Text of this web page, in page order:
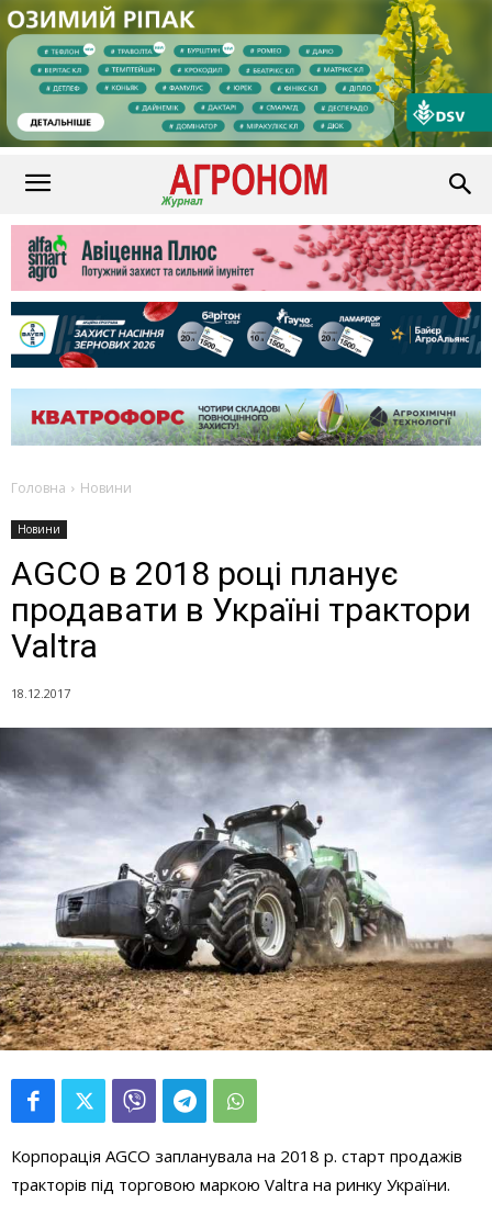
Головна Новини
Новини
AGCO в 2018 році планує
продавати в Україні трактори
Valtra
18.12.2017
Корпорація AGCO запланувала на 2018 р. старт продажів
тракторів під торговою маркою Valtra на ринку України.